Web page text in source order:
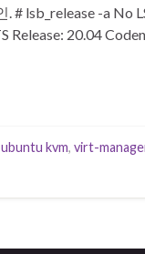
# lsb_release -a
Release: 20.04
ubuntu kvm, virt-